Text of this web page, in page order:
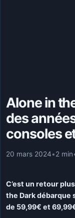
Alone in
des
consoles
20 mars 2024•2 min
C’est un retour
the Dark débarque
de 59,99€ et